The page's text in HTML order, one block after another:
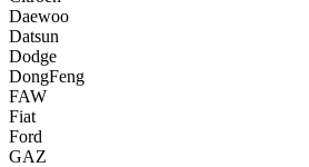
Daewoo
Datsun
Dodge
DongFeng
FAW
Fiat
Ford
GAZ